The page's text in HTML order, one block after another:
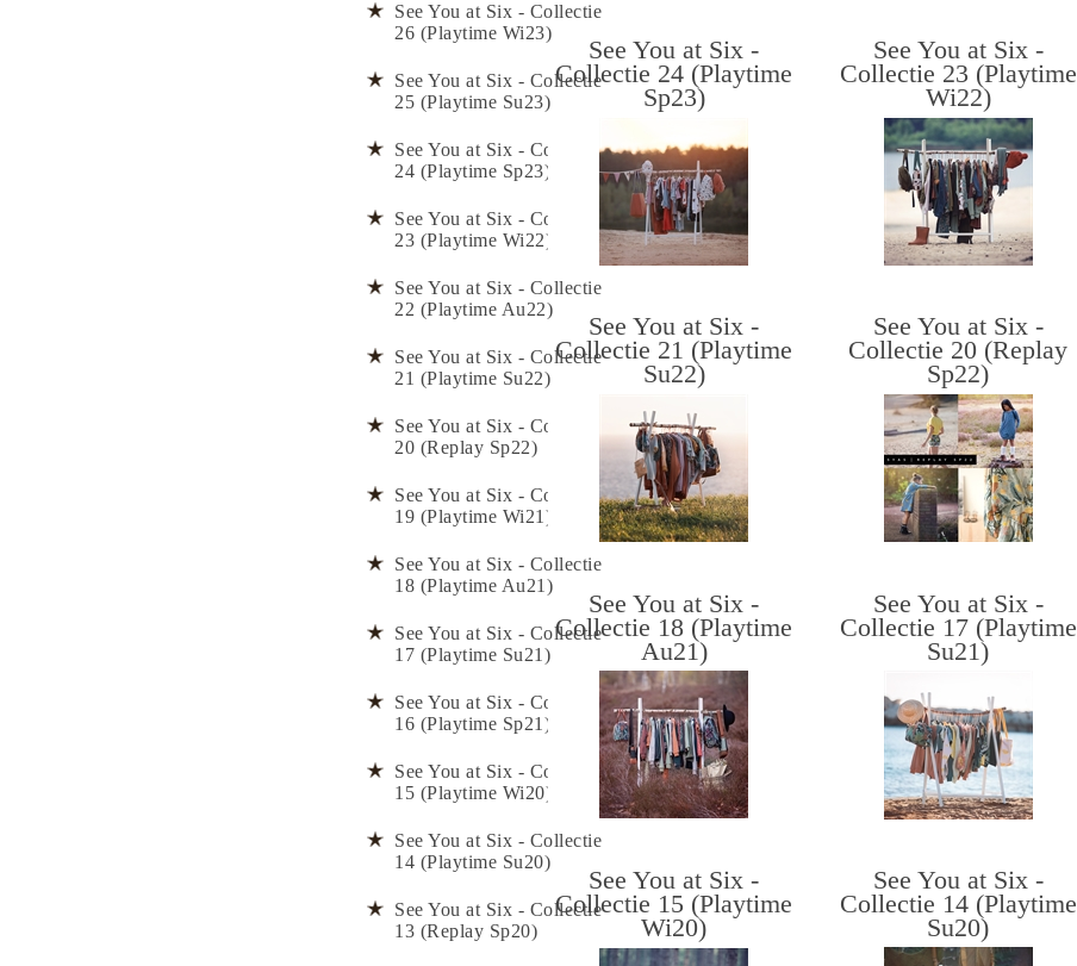
See You at Six -
Collectie 24 (Playtime
Sp23)
See You at Six -
Collectie 23 (Playtime
Wi22)
See You at Six -
Collectie 21 (Playtime
Su22)
See You at Six -
Collectie 20 (Replay
Sp22)
See You at Six -
Collectie 18 (Playtime
Au21)
See You at Six -
Collectie 17 (Playtime
Su21)
See You at Six -
Collectie 15 (Playtime
Wi20)
See You at Six -
Collectie 14 (Playtime
Su20)
See You at Six - Collectie
26 (Playtime Wi23)
See You at Six - Collectie
25 (Playtime Su23)
See You at Six - Collectie
24 (Playtime Sp23)
See You at Six - Collectie
23 (Playtime Wi22)
See You at Six - Collectie
22 (Playtime Au22)
See You at Six - Collectie
21 (Playtime Su22)
See You at Six - Collectie
20 (Replay Sp22)
See You at Six - Collectie
19 (Playtime Wi21)
See You at Six - Collectie
18 (Playtime Au21)
See You at Six - Collectie
17 (Playtime Su21)
See You at Six - Collectie
16 (Playtime Sp21)
See You at Six - Collectie
15 (Playtime Wi20)
See You at Six - Collectie
14 (Playtime Su20)
See You at Six - Collectie
13 (Replay Sp20)